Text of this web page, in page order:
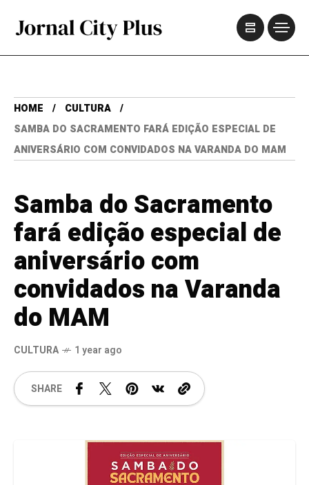
HOME
CULTURA
SAMBA DO SACRAMENTO FARÁ EDIÇÃO ESPECIAL DE
ANIVERSÁRIO COM CONVIDADOS NA VARANDA DO MAM
Samba do Sacramento
fará edição especial de
aniversário com
convidados na Varanda
do MAM
CULTURA 1 year ago
SHARE